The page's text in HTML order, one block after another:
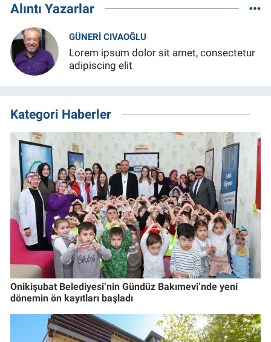
Alıntı Yazarlar
GÜNERI CIVAOĞLU
Lorem ipsum dolor sit amet, consectetur
adipiscing elit
Kategori Haberler
Onikişubat Belediyesi’nin Gündüz Bakımevi’nde yeni
dönemin ön kayıtları başladı